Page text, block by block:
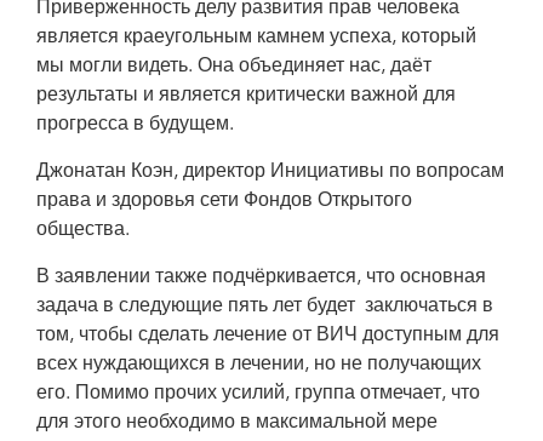
Приверженность делу развития прав человека
является краеугольным камнем успеха, который
мы могли видеть. Она объединяет нас, даёт
результаты и является критически важной для
прогресса в будущем.
Джонатан Коэн, директор Инициативы по вопросам
права и здоровья сети Фондов Открытого
общества.
В заявлении также подчёркивается, что основная
задача в следующие пять лет будет заключаться в
том, чтобы сделать лечение от ВИЧ доступным для
всех нуждающихся в лечении, но не получающих
его. Помимо прочих усилий, группа отмечает, что
для этого необходимо в максимальной мере